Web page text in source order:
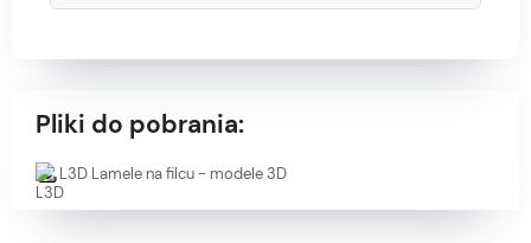
Pliki do pobrania:
L3D Lamele na filcu - modele 3D